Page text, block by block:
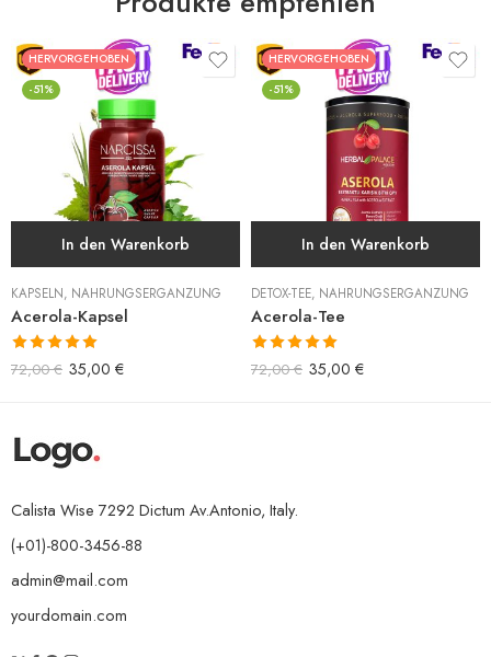
HERVORGEHOBEN
-51%
In den Warenkorb
KAPSELN, NAHRUNGSERGÄNZUNG
Acerola-Kapsel
Bewertet mit
5.00von 5
72,00€ 35,00 €
HERVORGEHOBEN
-51%
In den Warenkorb
DETOX-TEE, NAHRUNGSERGÄNZUNG
Acerola-Tee
Bewertet mit
5.00von 5
72,00€ 35,00 €
Calista Wise 7292 Dictum Av.Antonio, Italy.
(+01)-800-3456-88
admin@mail.com
yourdomain.com